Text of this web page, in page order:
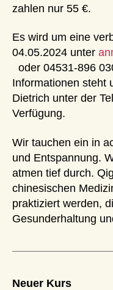
zahlen nur 55 €.
Es wird um eine
04.05.2024 unter
oder 04531-896
Informationen steht
Dietrich unter der
Verfügung.
Wir tauchen ein in
und Entspannung.
atmen tief durch.
chinesischen
praktiziert werden,
Gesunderhaltung
Neuer Kurs